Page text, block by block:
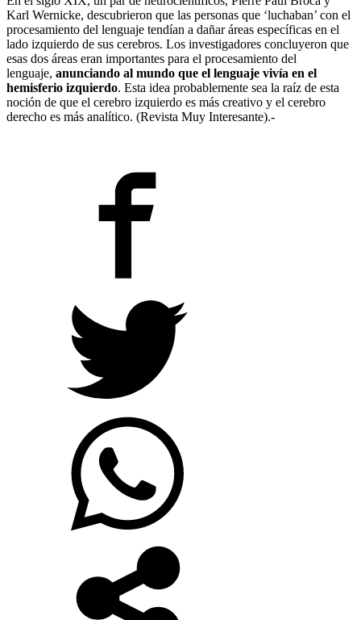
Karl Wernicke, descubrieron que las personas que ‘luchaban’ con el
procesamiento del lenguaje tendían a dañar áreas específicas en el
lado izquierdo de sus cerebros. Los investigadores concluyeron que
esas dos áreas eran importantes para el procesamiento del
lenguaje, anunciando al mundo que el lenguaje vivía en el
hemisferio izquierdo. Esta idea probablemente sea la raíz de esta
noción de que el cerebro izquierdo es más creativo y el cerebro
derecho es más analítico. (Revista Muy Interesante).-